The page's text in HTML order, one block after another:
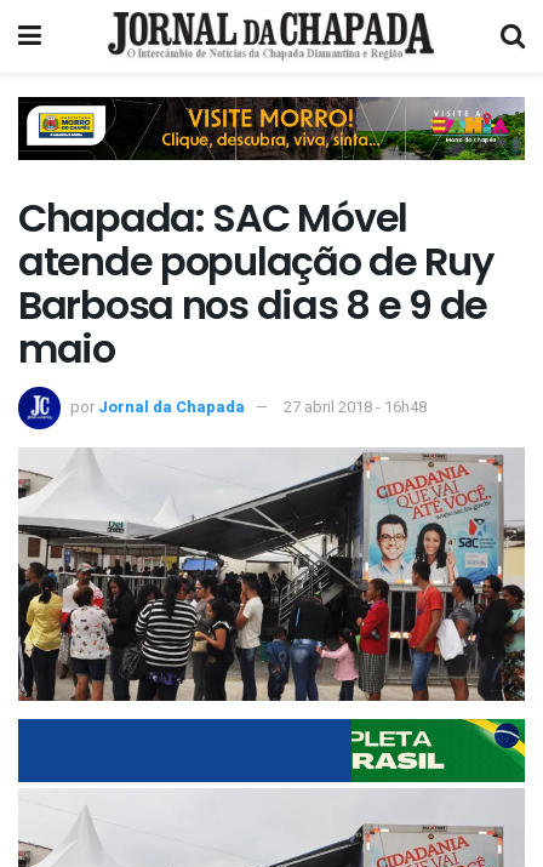
Chapada: SAC Móvel
atende população de Ruy
Barbosa nos dias 8 e 9 de
maio
por Jornal da Chapada 27 abril 2018 - 16h48